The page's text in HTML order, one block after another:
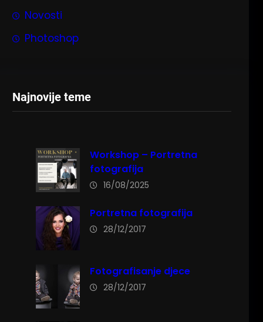
Novosti
Photoshop
Najnovije teme
Workshop – Portretna
fotografija
16/08/2025
Portretna fotografija
28/12/2017
Fotografisanje djece
28/12/2017